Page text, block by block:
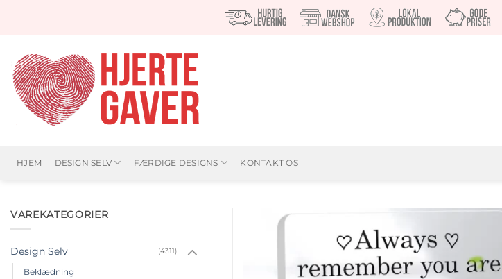
HJEM DESIGN SELV FÆRDIGE DESIGNS KONTAKT OS
VAREKATEGORIER
Design Selv (4311)
Beklædning